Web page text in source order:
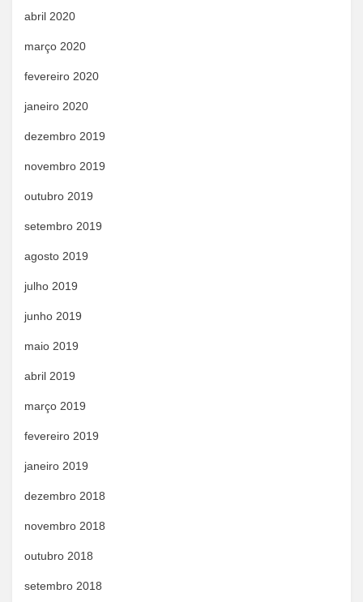
abril 2020
março 2020
fevereiro 2020
janeiro 2020
dezembro 2019
novembro 2019
outubro 2019
setembro 2019
agosto 2019
julho 2019
junho 2019
maio 2019
abril 2019
março 2019
fevereiro 2019
janeiro 2019
dezembro 2018
novembro 2018
outubro 2018
setembro 2018